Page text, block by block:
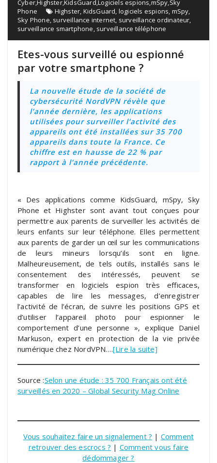
Cyber,Highster,KidsGuard,Logiciels espions,mSpy,Sky
Phone
Highster, KidsGuard, logiciels espions, mSpy,
Sky Phone, surveillance internet, surveillance ordinateur,
surveillance smartphone, surveillance téléphone
Etes-vous surveillé ou espionné
par votre smartphone ?
La nouvelle étude de la société de
cybersécurité NordVPN révèle que
l’année dernière, les applications
utilisées pour surveiller l’activité des
appareils ont été installées sur 35 700
appareils dans toute la France. Ce
chiffre est en hausse de 22 % par
rapport à l’année précédente.
« Des applications comme KidsGuard, mSpy, Sky
Phone et Highster sont avant tout conçues pour
permettre aux parents de surveiller les activités de
leurs enfants sur leur téléphone. Elles permettent
aux parents de garder un œil sur les communications
de leurs mineurs lorsqu’ils sont en ligne.
Malheureusement, de tels outils, installés sans le
consentement des intéressés, peuvent se
transformer en logiciels espion très efficaces,
capables de lire les messages, d’enregistrer
l’activité de l’écran, de suivre les positions GPS et
d’utiliser l’appareil photo pour espionner le
comportement d’une personne », explique Daniel
Markuson, expert en protection de la vie privée
numérique chez NordVPN….[Lire la suite]
Source :Selon une étude : 35 700 Français ont été
surveillés en 2020 – Global Security Mag Online
Vous souhaitez faire un signalement ? | Comment
retrouver des escrocs ? | Comment vous faire
dédommager ?